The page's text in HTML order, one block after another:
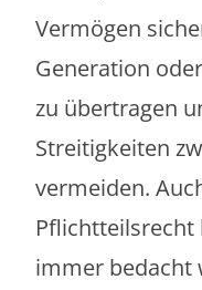
Vermögen
Generation
zu übertragen
Streitigkeiten
vermeiden.
Pflichtteilsrecht
immer bedacht